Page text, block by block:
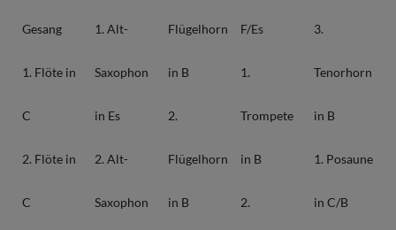
Gesang
1. Flöte in
C
2. Flöte in
C
1. Alt-
Saxophon
in Es
2. Alt-
Saxophon
Flügelhorn
in B
2.
Flügelhorn
in B
F/Es
1.
Trompete
in B
2.
3.
Tenorhorn
in B
1. Posaune
in C/B